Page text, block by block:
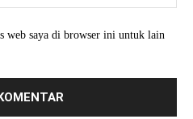
web saya di browser ini untuk lain